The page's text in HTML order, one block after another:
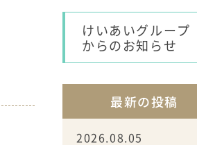
けいあいグループ
からのお知らせ
最新の投稿
2026.08.05